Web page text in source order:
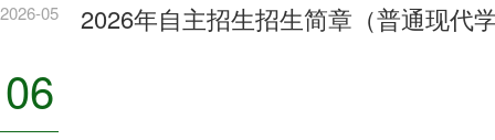
2026-05
06
2026年自主招生招生简章（普通现代